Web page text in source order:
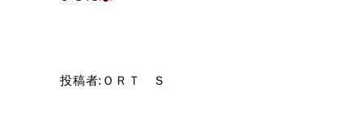
投稿者:ＯＲＴ Ｓ